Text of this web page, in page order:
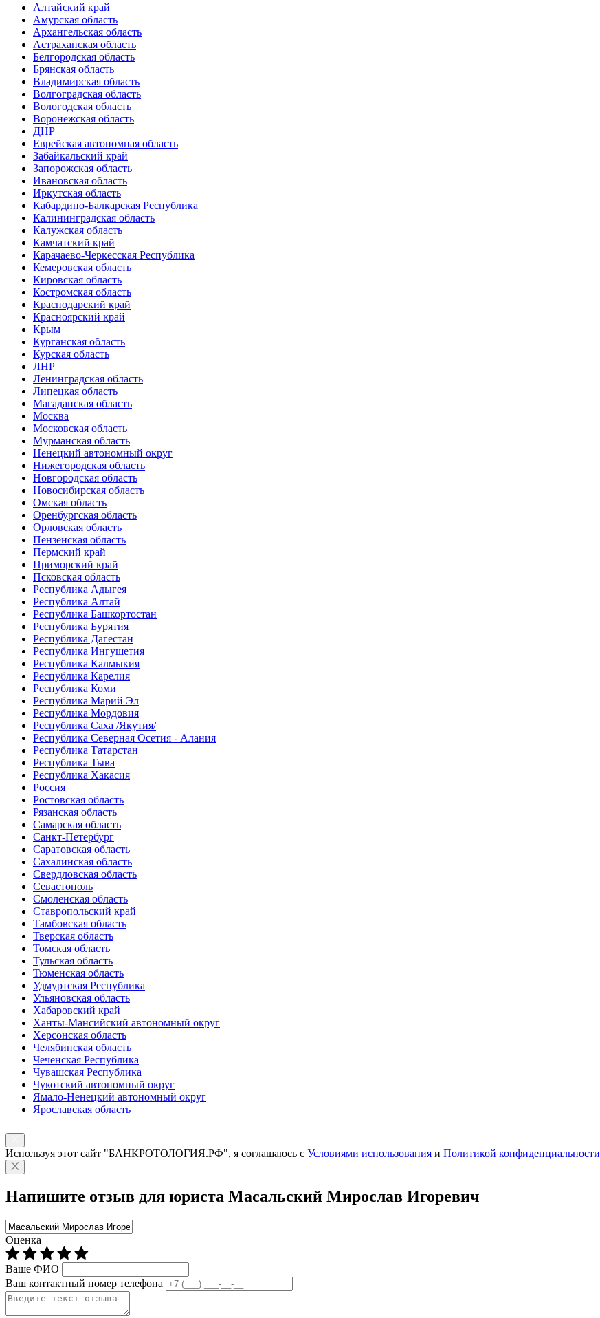
Алтайский край
Амурская область
Архангельская область
Астраханская область
Белгородская область
Брянская область
Владимирская область
Волгоградская область
Вологодская область
Воронежская область
ДНР
Еврейская автономная область
Забайкальский край
Запорожская область
Ивановская область
Иркутская область
Кабардино-Балкарская Республика
Калининградская область
Калужская область
Камчатский край
Карачаево-Черкесская Республика
Кемеровская область
Кировская область
Костромская область
Краснодарский край
Красноярский край
Крым
Курганская область
Курская область
ЛНР
Ленинградская область
Липецкая область
Магаданская область
Москва
Московская область
Мурманская область
Ненецкий автономный округ
Нижегородская область
Новгородская область
Новосибирская область
Омская область
Оренбургская область
Орловская область
Пензенская область
Пермский край
Приморский край
Псковская область
Республика Адыгея
Республика Алтай
Республика Башкортостан
Республика Бурятия
Республика Дагестан
Республика Ингушетия
Республика Калмыкия
Республика Карелия
Республика Коми
Республика Марий Эл
Республика Мордовия
Республика Саха /Якутия/
Республика Северная Осетия - Алания
Республика Татарстан
Республика Тыва
Республика Хакасия
Россия
Ростовская область
Рязанская область
Самарская область
Санкт-Петербург
Саратовская область
Сахалинская область
Свердловская область
Севастополь
Смоленская область
Ставропольский край
Тамбовская область
Тверская область
Томская область
Тульская область
Тюменская область
Удмуртская Республика
Ульяновская область
Хабаровский край
Ханты-Мансийский автономный округ
Херсонская область
Челябинская область
Чеченская Республика
Чувашская Республика
Чукотский автономный округ
Ямало-Ненецкий автономный округ
Ярославская область
Используя этот сайт "БАНКРОТОЛОГИЯ.РФ", я соглашаюсь с Условиями использования и Политикой конфиденциальности
Напишите отзыв для юриста Масальский Мирослав Игоревич
Оценка
Ваше ФИО
Ваш контактный номер телефона